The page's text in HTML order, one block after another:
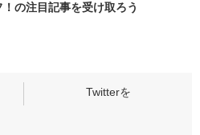
！の注目記事を受け取ろう